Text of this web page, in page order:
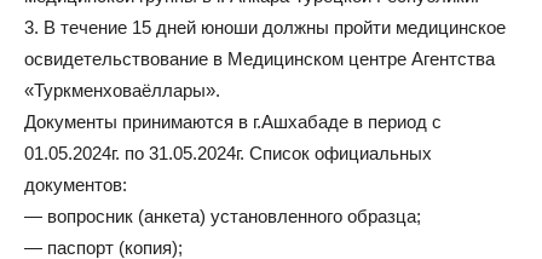
3. В течение 15 дней юноши должны пройти медицинское
освидетельствование в Медицинском центре Агентства
«Туркменховаёллары».
Документы принимаются в г.Ашхабаде в период с
01.05.2024г. по 31.05.2024г. Список официальных
документов:
— вопросник (анкета) установленного образца;
— паспорт (копия);